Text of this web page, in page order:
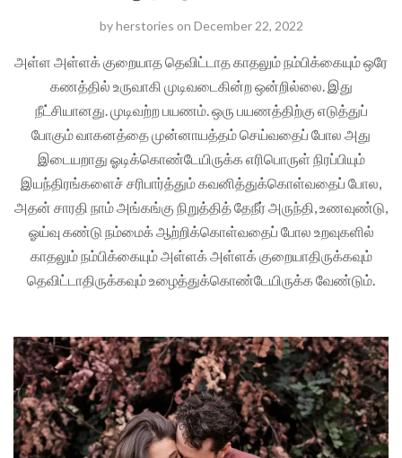
byherstories on December 22, 2022
அள்ள அள்ளக் குறையாத தெவிட்டாத காதலும் நம்பிக்கையும் ஒரே
கணத்தில் உருவாகி முடிவடைகின்ற ஒன்றில்லை. இது
நீட்சியானது. முடிவற்ற பயணம். ஒரு பயணத்திற்கு எடுத்துப்
போகும் வாகனத்தை முன்னாயத்தம் செய்வதைப் போல அது
இடையறாது ஓடிக்கொண்டேயிருக்க எரிபொருள் நிரப்பியும்
இயந்திரங்களைச் சரிபார்த்தும் கவனித்துக்கொள்வதைப் போல,
அதன் சாரதி நாம் அங்கங்கு நிறுத்தித் தேநீர் அருந்தி, உணவுண்டு,
ஓய்வு கண்டு நம்மைக் ஆற்றிக்கொள்வதைப் போல உறவுகளில்
காதலும் நம்பிக்கையும் அள்ளக் அள்ளக் குறையாதிருக்கவும்
தெவிட்டாதிருக்கவும் உழைத்துக்கொண்டேயிருக்க வேண்டும்.